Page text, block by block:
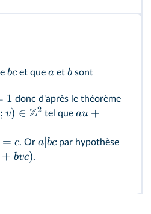
bc et que a et b sont
1 donc d'après le théorème
; v) ∈ Z2 tel que au +
= c. Ora ∣bc par hypothèse
+ bvc).